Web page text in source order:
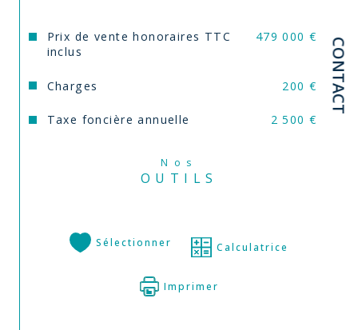
CONTACT
Prix de vente honoraires TTC
inclus
479 000 €
Charges 200 €
Taxe foncière annuelle 2 500 €
Nos
OUTILS
Sélectionner Calculatrice
Imprimer